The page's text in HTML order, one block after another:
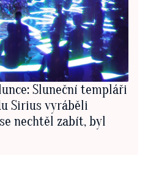
Sluneční templáři
Sirius vyráběli
nechtěl zabít, byl